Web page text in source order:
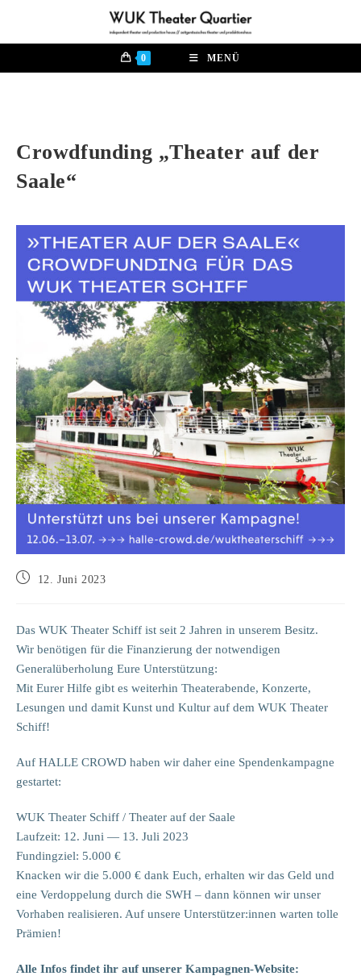
springen
0 MENÜ
Crowdfunding „Theater auf der
Saale“
Beitrag12. Juni 2023
Das WUK Theater Schiff ist seit 2 Jahren in unserem Besitz.
Wir benötigen für die Finanzierung der notwendigen
Generalüberholung Eure Unterstützung:
Mit Eurer Hilfe gibt es weiterhin Theaterabende, Konzerte,
Lesungen und damit Kunst und Kultur auf dem WUK Theater
Schiff!
Auf HALLE CROWD haben wir daher eine Spendenkampagne
gestartet:
WUK Theater Schiff / Theater auf der Saale
Laufzeit: 12. Juni — 13. Juli 2023
Fundingziel: 5.000 €
Knacken wir die 5.000 € dank Euch, erhalten wir das Geld und
eine Ver­doppelung durch die SWH – dann können wir unser
Vorhaben realisieren. Auf unsere Unterstützer:innen warten tolle
Prämien!
Alle Infos findet ihr auf unserer Kampagnen-Website: